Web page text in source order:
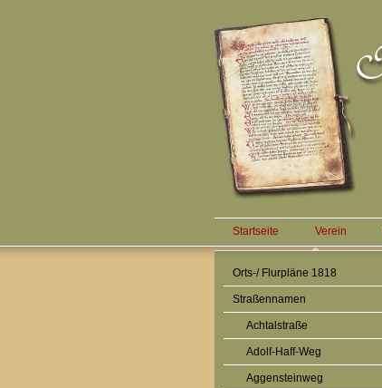
Startseite Verein
Orts-/ Flurpläne 1818
Straßennamen
Achtalstraße
Adolf-Haff-Weg
Aggensteinweg